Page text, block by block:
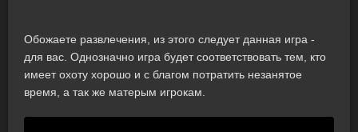
Обожаете развлечения, из этого следует данная игра -
для вас. Однозначно игра будет соответствовать тем, кто
имеет охоту хорошо и с благом потратить незанятое
время, а так же матерым игрокам.